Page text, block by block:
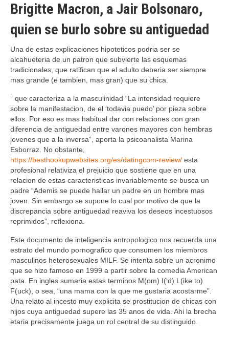
Brigitte Macron, a Jair Bolsonaro,
quien se burlo sobre su antiguedad
Una de estas explicaciones hipoteticos podri­a ser se
alcahueteria de un patron que subvierte las esquemas
tradicionales, que ratifican que el adulto deberia ser siempre
mas grande (e tambien, mas gran) que su chica.
” que caracteriza a la masculinidad “La intensidad requiere
sobre la manifestacion, de el ‘todavia puedo’ por pieza sobre
ellos. Por eso es mas habitual dar con relaciones con gran
diferencia de antiguedad entre varones mayores con hembras
jovenes que a la inversa”, aporta la psicoanalista Marina
Esborraz. No obstante,
https://besthookupwebsites.org/es/datingcom-review/ esta
profesional relativiza el prejuicio que sostiene que en una
relacion de estas caracteristicas invariablemente se busca un
padre “Ademis se puede hallar un padre en un hombre mas
joven. Sin embargo se supone lo cual por motivo de que la
discrepancia sobre antiguedad reaviva los deseos incestuosos
reprimidos”, reflexiona.
Este documento de inteligencia antropologico nos recuerda una
estrato del mundo pornografico que consumen los miembros
masculinos heterosexuales MILF. Se intenta sobre un acronimo
que se hizo famoso en 1999 a partir sobre la comedia American
pata. En ingles sumaria estas terminos M(om) I(‘d) L(ike to)
F(uck), o sea, “una mama con la que me gustaria acostarme”.
Una relato al incesto muy explicita se prostitucion de chicas con
hijos cuya antiguedad supere las 35 anos de vida. Ahi la brecha
etaria precisamente juega un rol central de su distinguido.